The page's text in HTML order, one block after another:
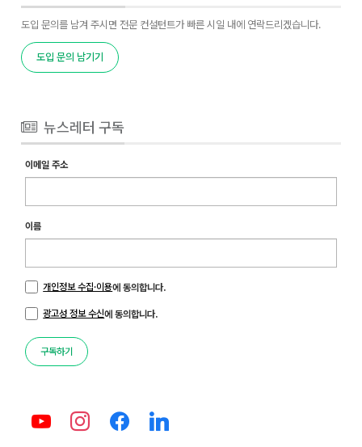
도입 문의를 남겨 주시면 전문 컨설턴트가 빠른 시일 내에 연락드리겠습니다.
도입 문의 남기기
뉴스레터 구독
이메일 주소
이름
개인정보 수집·이용에 동의합니다.
광고성 정보 수신에 동의합니다.
구독하기